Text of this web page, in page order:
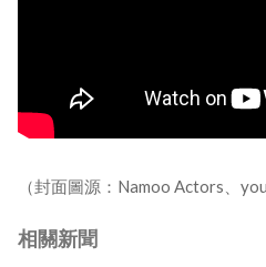
（封面圖源：Namoo Actors、
相關新聞